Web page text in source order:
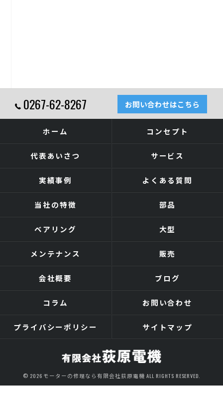
0267-62-8267 お問い合わせはこちら
ホーム コンセプト
代表あいさつ サービス
実績事例 よくある質問
当社の特徴 部品
ベアリング 大型
メンテナンス 販売
会社概要 ブログ
コラム お問い合わせ
プライバシーポリシー サイトマップ
© 2026 モーターの修理なら有限会社荻原電機 ALL RIGHTS RESERVED.